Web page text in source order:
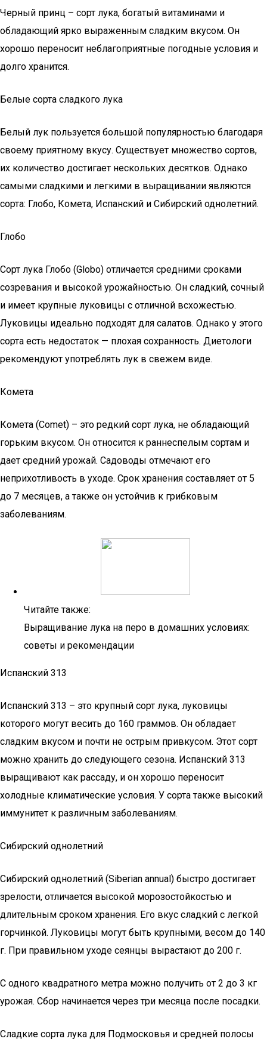
Черный принц – сорт лука, богатый витаминами и
обладающий ярко выраженным сладким вкусом. Он
хорошо переносит неблагоприятные погодные условия и
долго хранится.
Белые сорта сладкого лука
Белый лук пользуется большой популярностью благодаря
своему приятному вкусу. Существует множество сортов,
их количество достигает нескольких десятков. Однако
самыми сладкими и легкими в выращивании являются
сорта: Глобо, Комета, Испанский и Сибирский однолетний.
Глобо
Сорт лука Глобо (Globo) отличается средними сроками
созревания и высокой урожайностью. Он сладкий, сочный
и имеет крупные луковицы с отличной всхожестью.
Луковицы идеально подходят для салатов. Однако у этого
сорта есть недостаток — плохая сохранность. Диетологи
рекомендуют употреблять лук в свежем виде.
Комета
Комета (Comet) – это редкий сорт лука, не обладающий
горьким вкусом. Он относится к раннеспелым сортам и
дает средний урожай. Садоводы отмечают его
неприхотливость в уходе. Срок хранения составляет от 5
до 7 месяцев, а также он устойчив к грибковым
заболеваниям.
Читайте также:
Выращивание лука на перо в домашних условиях:
советы и рекомендации
Испанский 313
Испанский 313 – это крупный сорт лука, луковицы
которого могут весить до 160 граммов. Он обладает
сладким вкусом и почти не острым привкусом. Этот сорт
можно хранить до следующего сезона. Испанский 313
выращивают как рассаду, и он хорошо переносит
холодные климатические условия. У сорта также высокий
иммунитет к различным заболеваниям.
Сибирский однолетний
Сибирский однолетний (Siberian annual) быстро достигает
зрелости, отличается высокой морозостойкостью и
длительным сроком хранения. Его вкус сладкий с легкой
горчинкой. Луковицы могут быть крупными, весом до 140
г. При правильном уходе сеянцы вырастают до 200 г.
С одного квадратного метра можно получить от 2 до 3 кг
урожая. Сбор начинается через три месяца после посадки.
Сладкие сорта лука для Подмосковья и средней полосы